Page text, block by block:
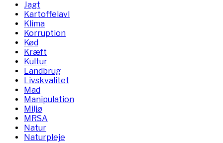
Jagt
Kartoffelavl
Klima
Korruption
Kød
Kræft
Kultur
Landbrug
Livskvalitet
Mad
Manipulation
Miljø
MRSA
Natur
Naturpleje